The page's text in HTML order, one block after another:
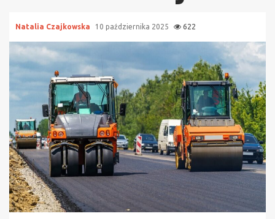
Natalia Czajkowska 10 października 2025 622